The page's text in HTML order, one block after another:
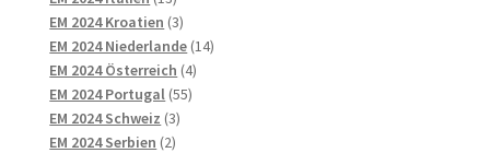
Produkte
EM 2024 Kroatien 33
Produkte
EM 2024 Niederlande 1414
EM 2024 Österreich 44
EM 2024 Portugal 5555
EM 2024 Schweiz 33
EM 2024 Serbien 22